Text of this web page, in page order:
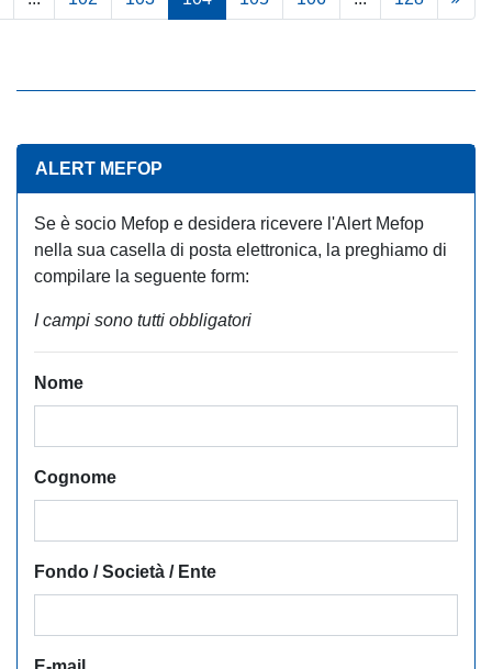
ALERT MEFOP
Se è socio Mefop e desidera ricevere l'Alert Mefop
nella sua casella di posta elettronica, la preghiamo di
compilare la seguente form:
I campi sono tutti obbligatori
Nome
Cognome
Fondo / Società / Ente